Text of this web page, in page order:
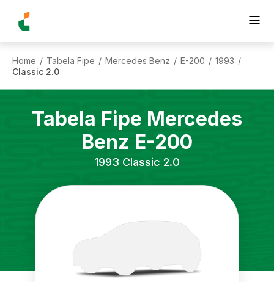
Home / Tabela Fipe / Mercedes Benz / E-200 / 1993 /
Classic 2.0
Tabela Fipe Mercedes
Benz E-200
1993 Classic 2.0